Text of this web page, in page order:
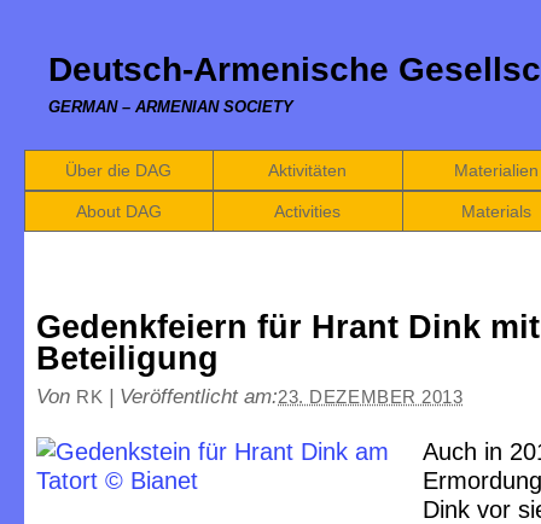
Deutsch-Armenische
GERMAN – ARMENIAN SOCIETY
Über die DAG Aktivitäten Materialien
About DAG Activities Materials
Gedenkfeiern für Hrant Dink
Beteiligung
Von RK | Veröffentlicht am:23. DEZEMBER 2013
Auch in
Dink vor